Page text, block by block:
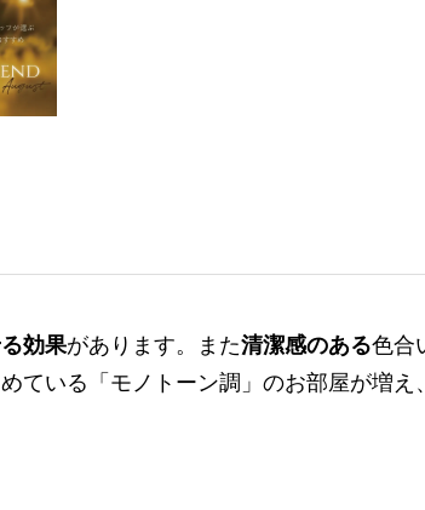
効果があります。また清潔感のある色合
めている「モノトーン調」のお部屋が増